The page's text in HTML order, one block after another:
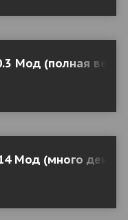
Мод (полная
Мод (много денег)